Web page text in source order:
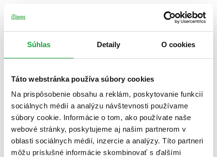
Súhlas Detaily O cookies
Táto webstránka používa súbory cookies
Na prispôsobenie obsahu a reklám, poskytovanie funkcií
sociálnych médií a analýzu návštevnosti používame
súbory cookie. Informácie o tom, ako používate naše
webové stránky, poskytujeme aj našim partnerom v
oblasti sociálnych médií, inzercie a analýzy. Títo partneri
môžu príslušné informácie skombinovať s ďalšími